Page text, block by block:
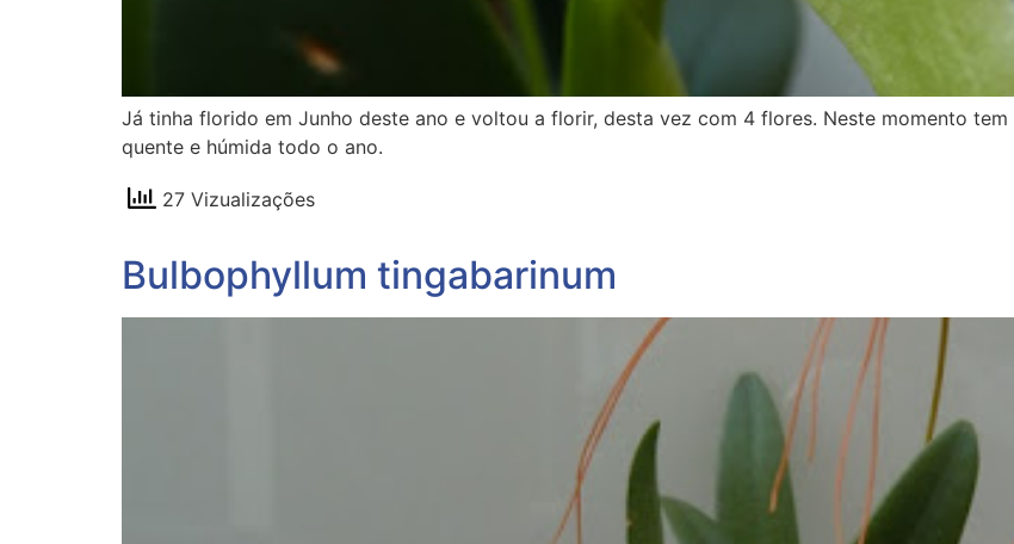
Já tinha florido em Junho deste ano e voltou a florir, desta vez com 4 flores. Neste momento
quente e húmida todo o ano.
27 Vizualizações
Bulbophyllum tingabarinum